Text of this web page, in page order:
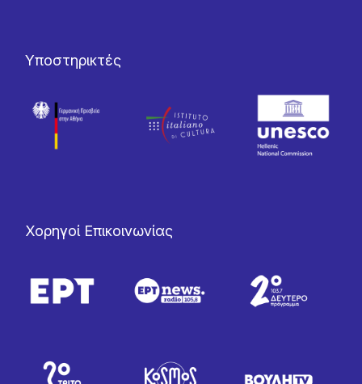
Υποστηρικτές
Χορηγοί Επικοινωνίας